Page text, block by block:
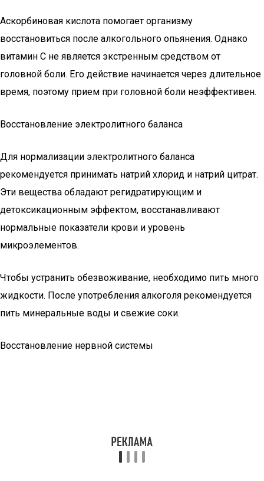
Аскорбиновая кислота помогает организму
восстановиться после алкогольного опьянения. Однако
витамин С не является экстренным средством от
головной боли. Его действие начинается через длительное
время, поэтому прием при головной боли неэффективен.
Восстановление электролитного баланса
Для нормализации электролитного баланса
рекомендуется принимать натрий хлорид и натрий цитрат.
Эти вещества обладают регидратирующим и
детоксикационным эффектом, восстанавливают
нормальные показатели крови и уровень
микроэлементов.
Чтобы устранить обезвоживание, необходимо пить много
жидкости. После употребления алкоголя рекомендуется
пить минеральные воды и свежие соки.
Восстановление нервной системы